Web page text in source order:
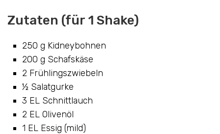
Zutaten (für 1 Shake)
250 g Kidneybohnen
200 g Schafskäse
2 Frühlingszwiebeln
½ Salatgurke
3 EL Schnittlauch
2 EL Olivenöl
1 EL Essig (mild)